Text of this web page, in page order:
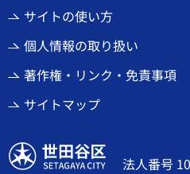
サイトの使い方
個人情報の取り扱い
著作権・リンク・免責事項
サイトマップ
世田谷区
法人番号